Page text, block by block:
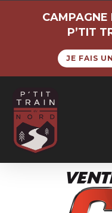
CAMPAGNE
P’TIT
JE FAIS